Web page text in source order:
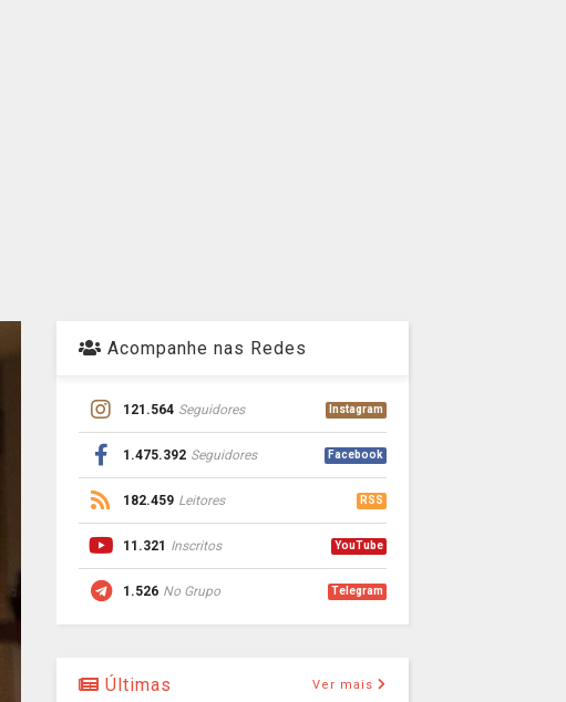
Acompanhe nas Redes
121.564 Seguidores Instagram
1.475.392 Seguidores Facebook
182.459 Leitores RSS
11.321 Inscritos YouTube
1.526 No Grupo Telegram
Últimas Ver mais